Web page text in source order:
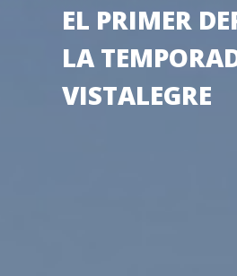
EL PRIMER
LA
VISTALEGRE